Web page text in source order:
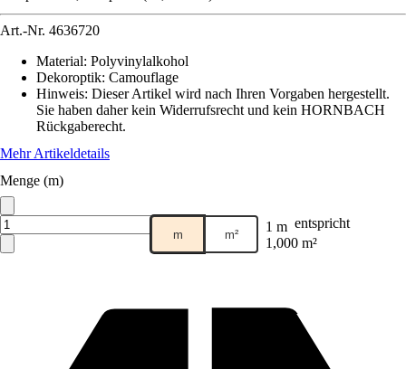
Art.-Nr. 4636720
Material: Polyvinylalkohol
Dekoroptik: Camouflage
Hinweis: Dieser Artikel wird nach Ihren Vorgaben hergestellt.
Sie haben daher kein Widerrufsrecht und kein HORNBACH
Rückgaberecht.
Mehr Artikeldetails
Menge (m)
m m² 1 m entspricht
1,000 m²